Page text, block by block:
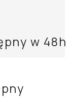
w 48h